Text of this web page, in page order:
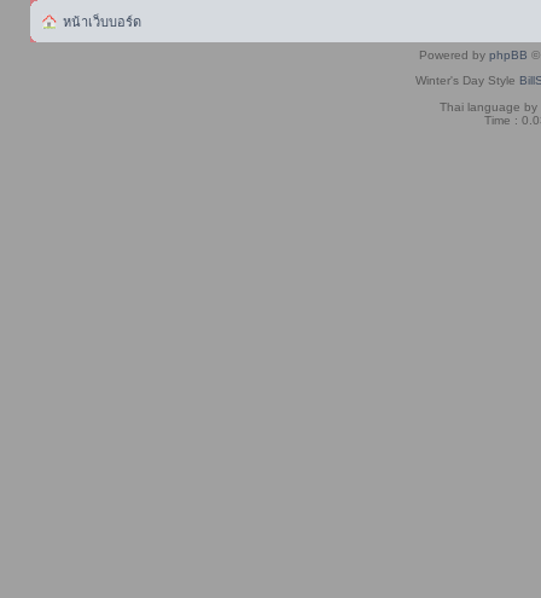
หน้าเว็บบอร์ด
Powered by phpBB ©
Winter's Day Style
Thai language by
Time :